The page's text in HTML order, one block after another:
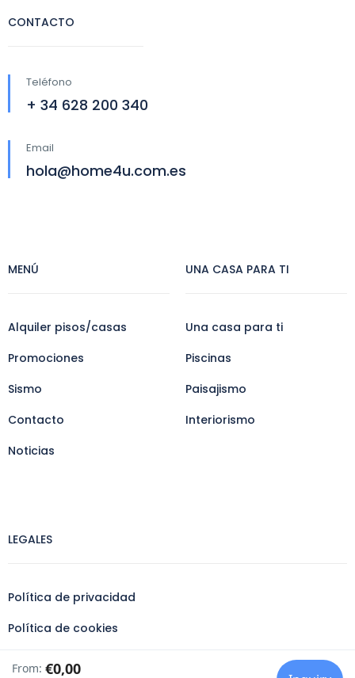
From: €0,00
CONTACTO
Teléfono
+ 34 628 200 340
Email
hola@home4u.com.es
MENÚ
Alquiler pisos/casas
Promociones
Sismo
Contacto
Noticias
UNA CASA PARA TI
Una casa para ti
Piscinas
Paisajismo
Interiorismo
LEGALES
Política de privacidad
Política de cookies